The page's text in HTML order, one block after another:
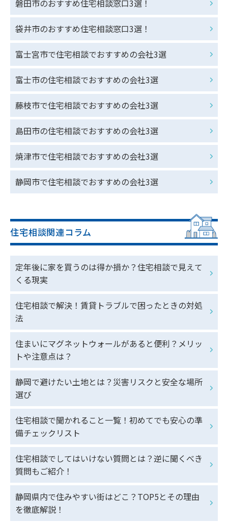
磐田市のおすすめ住宅相談窓口3選！
袋井市のおすすめ住宅相談窓口3選！
富士宮市で住宅相談でおすすめの会社3選
富士市の住宅相談でおすすめの会社3選
藤枝市で住宅相談でおすすめの会社3選
島田市の住宅相談でおすすめの会社3選
焼津市で住宅相談でおすすめの会社3選
静岡市で住宅相談でおすすめの会社3選
住宅相談関連コラム
定年後に家を買うのは得か損か？住宅相談で見えて
くる現実
住宅相談で解決！賃貸トラブルで困ったときの対処
法
住まいにマグネットウォールがあると便利？メリッ
トや注意点は？
静岡で避けたい土地とは？災害リスクと安全な場所
選び
住宅相談で聞かれること一覧！初めてでも安心の準
備チェックリスト
住宅相談でしてはいけない質問とは？逆に聞くべき
質問もご紹介！
静岡県内で住みやすい街はどこ？TOP5とその理由
を徹底解説！